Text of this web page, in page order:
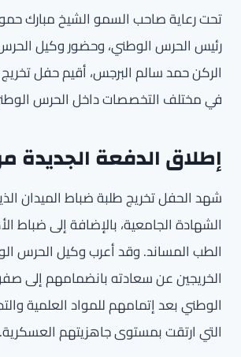
تحت رعاية صاحب السمو الشيخ مبارك حمود
رئيس الحرس الوطني، وحضور وكيل
الركن حمد سالم البرجس، أقيم حفل
في مختلف التخصصات داخل الحرس
إطلاق الدفعة الجديدة
شهد الحفل تخريج طلبة ضباط الميدان
الشهادة الجامعية، بالإضافة إلى ضباط
الطب المساند. وقد أعرب وكيل الحرس
الخريجين عن سعادته بانضمامهم إلى
الوطني بعد إتمامهم للمواد العلمية
التي ارتقت بمستوى جاهزيتهم العسكرية.